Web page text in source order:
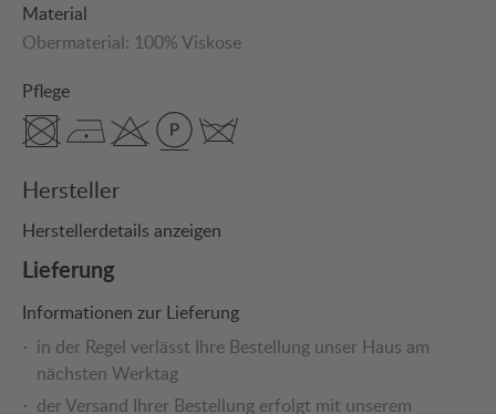
Material
Obermaterial: 100% Viskose
Pflege
Hersteller
Herstellerdetails anzeigen
Lieferung
Informationen zur Lieferung
in der Regel verlässt Ihre Bestellung unser Haus am
nächsten Werktag
der Versand Ihrer Bestellung erfolgt mit unserem